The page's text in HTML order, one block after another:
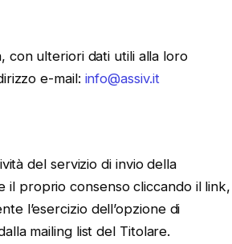
con ulteriori dati utili alla loro
e-mail: info@assiv.it
del servizio di invio della
il proprio consenso cliccando il link,
l’esercizio dell’opzione di
mailing list del Titolare.